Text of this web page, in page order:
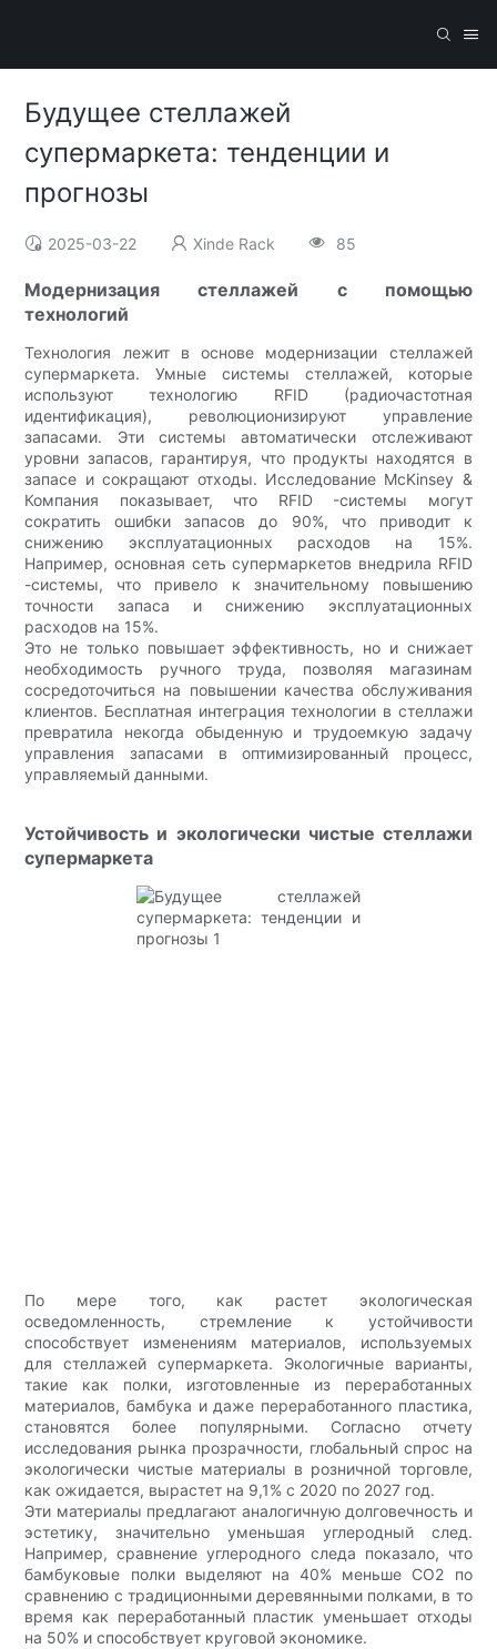
Будущее стеллажей
супермаркета: тенденции и
прогнозы
2025-03-22 Xinde Rack 85
Модернизация стеллажей с помощью
технологий
Технология лежит в основе модернизации стеллажей
супермаркета. Умные системы стеллажей, которые
используют технологию RFID (радиочастотная
идентификация), революционизируют управление
запасами. Эти системы автоматически отслеживают
уровни запасов, гарантируя, что продукты находятся в
запасе и сокращают отходы. Исследование McKinsey &
Компания показывает, что RFID -системы могут
сократить ошибки запасов до 90%, что приводит к
снижению эксплуатационных расходов на 15%.
Например, основная сеть супермаркетов внедрила RFID
-системы, что привело к значительному повышению
точности запаса и снижению эксплуатационных
расходов на 15%.
Это не только повышает эффективность, но и снижает
необходимость ручного труда, позволяя магазинам
сосредоточиться на повышении качества обслуживания
клиентов. Бесплатная интеграция технологии в стеллажи
превратила некогда обыденную и трудоемкую задачу
управления запасами в оптимизированный процесс,
управляемый данными.
Устойчивость и экологически чистые стеллажи
супермаркета
По мере того, как растет экологическая
осведомленность, стремление к устойчивости
способствует изменениям материалов, используемых
для стеллажей супермаркета. Экологичные варианты,
такие как полки, изготовленные из переработанных
материалов, бамбука и даже переработанного пластика,
становятся более популярными. Согласно отчету
исследования рынка прозрачности, глобальный спрос на
экологически чистые материалы в розничной торговле,
как ожидается, вырастет на 9,1% с 2020 по 2027 год.
Эти материалы предлагают аналогичную долговечность и
эстетику, значительно уменьшая углеродный след.
Например, сравнение углеродного следа показало, что
бамбуковые полки выделяют на 40% меньше CO2 по
сравнению с традиционными деревянными полками, в то
время как переработанный пластик уменьшает отходы
на 50% и способствует круговой экономике.